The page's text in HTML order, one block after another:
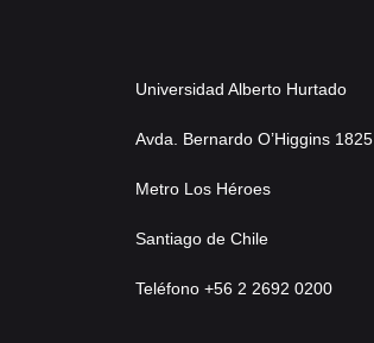
Universidad Alberto Hurtado
Avda. Bernardo O’Higgins 1825
Metro Los Héroes
Santiago de Chile
Teléfono +56 2 2692 0200